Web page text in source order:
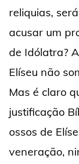
reliquias,
acusar um
de Idólatra?
Elíseu não
Mas é claro
justificação
ossos de
veneração,